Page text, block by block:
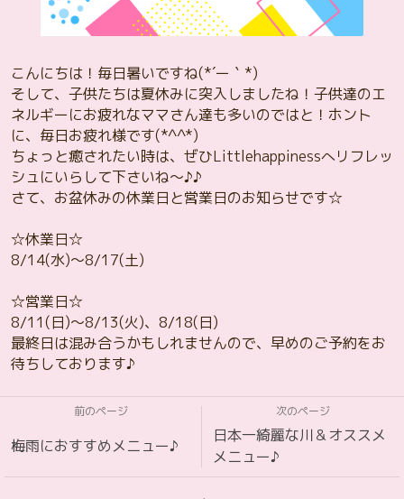
こんにちは！毎日暑いですね(*´ー｀*)
そして、子供たちは夏休みに突入しましたね！子供達のエ
ネルギーにお疲れなママさん達も多いのではと！ホント
に、毎日お疲れ様です(*^^*)
ちょっと癒されたい時は、ぜひLittlehappinessへリフレッ
シュにいらして下さいね～♪♪
さて、お盆休みの休業日と営業日のお知らせです☆
☆休業日☆
8/14(水)～8/17(土)
☆営業日☆
8/11(日)～8/13(火)、8/18(日)
最終日は混み合うかもしれませんので、早めのご予約をお
待ちしております♪
前のページ
梅雨におすすめメニュー♪
次のページ
日本一綺麗な川＆オススメ
メニュー♪